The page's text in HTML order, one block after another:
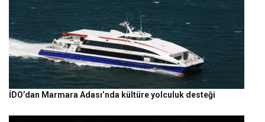
İDO’dan Marmara Adası’nda kültüre yolculuk desteği